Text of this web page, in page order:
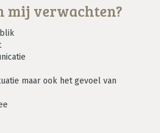
mij verwachten?
maar ook het gevoel van